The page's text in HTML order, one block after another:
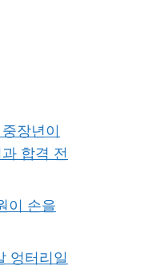
장년이
합격 전
이 손을
엉터리일